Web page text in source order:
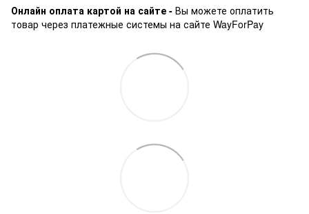
Онлайн оплата картой на сайте - Вы можете оплатить
товар через платежные системы на сайте WayForPay